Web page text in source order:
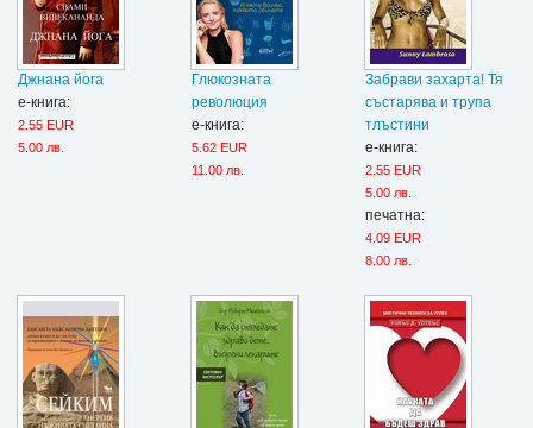
Джнана йога
е-книга:
2.55 EUR
5.00 лв.
Глюкозната
революция
е-книга:
5.62 EUR
11.00 лв.
Забрави захарта! Тя
състарява и трупа
тлъстини
е-книга:
2.55 EUR
5.00 лв.
печатна:
4.09 EUR
8.00 лв.